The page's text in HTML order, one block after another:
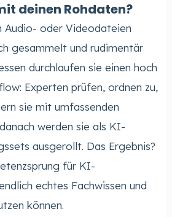
deinen Rohdaten?
Audio- oder Videodateien
gesammelt und rudimentär
durchlaufen sie einen hoch
Experten prüfen, ordnen zu,
sie mit umfassenden
werden sie als KI-
ausgerollt. Das Ergebnis?
für KI-
echtes Fachwissen und
können.